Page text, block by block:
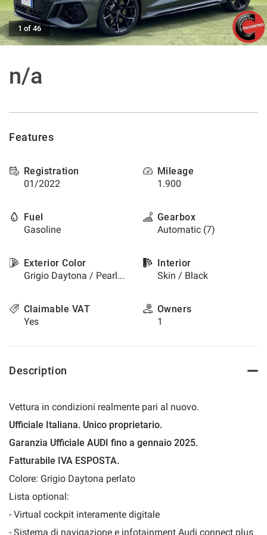
AFTER SALES ASSISTANCE
NEWS
1 of 46
n/a
Features
Registration
01/2022
Mileage
1.900
Fuel
Gasoline
Gearbox
Automatic (7)
Exterior Color
Grigio Daytona / Pearled
Interior
Skin / Black
Claimable VAT
Yes
Owners
1
Description
Vettura in condizioni realmente pari al nuovo.
Ufficiale Italiana. Unico proprietario.
Garanzia Ufficiale AUDI fino a gennaio 2025.
Fatturabile IVA ESPOSTA.
Colore: Grigio Daytona perlato
Lista optional:
- Virtual cockpit interamente digitale
- Sistema di navigazione e infotainment Audi connect plus
offer
the
functionalities
and
the
activities
below.
obtain
on
the
functioning
tools,
please
to
the
cookie
review
your
choices
any
time.